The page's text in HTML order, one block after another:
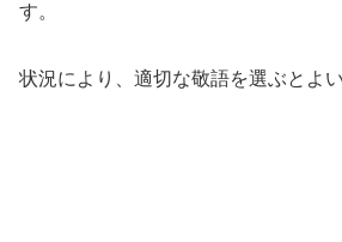
す。
状況により、適切な敬語を選ぶとよい